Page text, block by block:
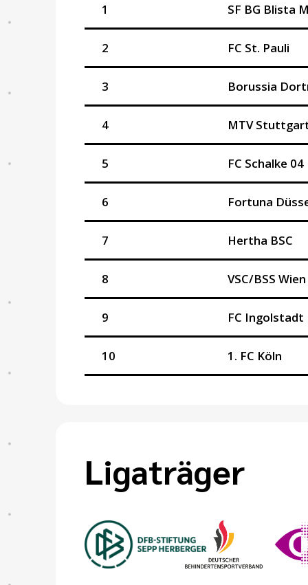
1 SF BG Blista
2 FC St. Pauli
3 Borussia
4 MTV
5 FC Schalke 04
6 Fortuna
7 Hertha BSC
8 VSC/BSS Wien
9 FC Ingolstadt
10 1. FC Köln
Ligaträger